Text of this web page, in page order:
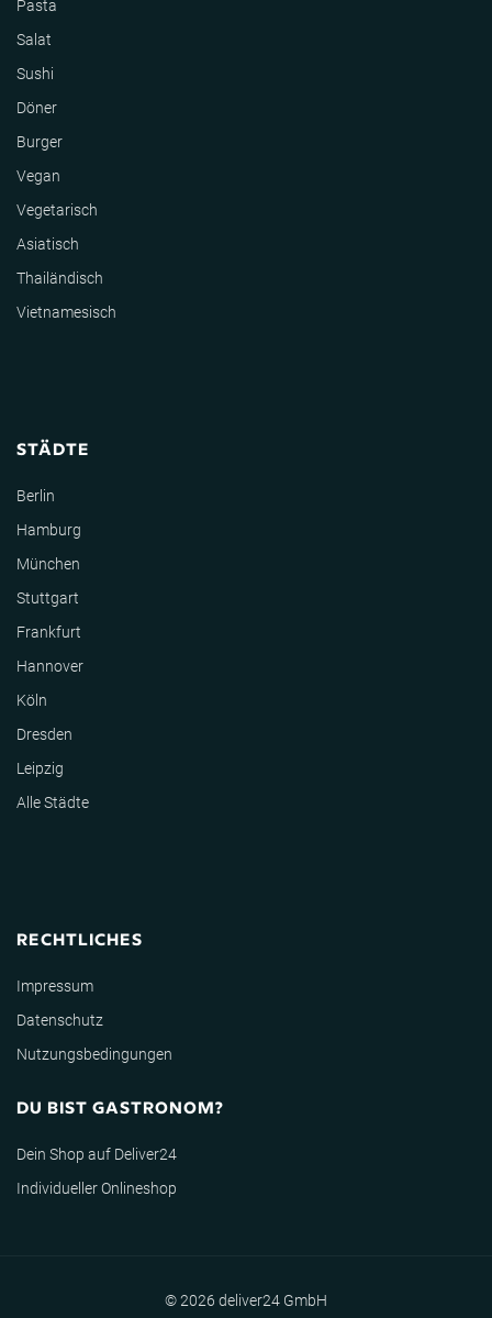
Pasta
Salat
Sushi
Döner
Burger
Vegan
Vegetarisch
Asiatisch
Thailändisch
Vietnamesisch
STÄDTE
Berlin
Hamburg
München
Stuttgart
Frankfurt
Hannover
Köln
Dresden
Leipzig
Alle Städte
RECHTLICHES
Impressum
Datenschutz
Nutzungsbedingungen
DU BIST GASTRONOM?
Dein Shop auf Deliver24
Individueller Onlineshop
© 2026 deliver24 GmbH